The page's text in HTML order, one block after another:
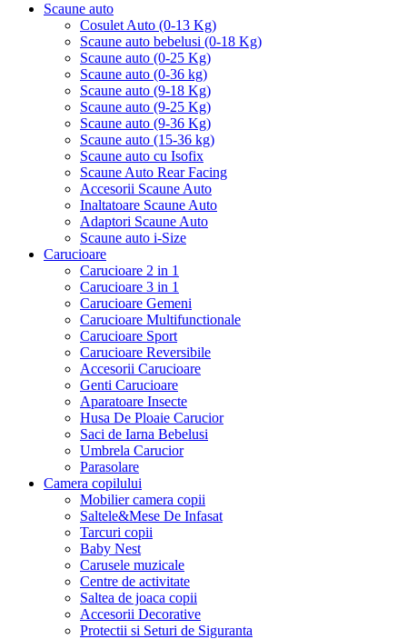
Scaune auto
Cosulet Auto (0-13 Kg)
Scaune auto bebelusi (0-18 Kg)
Scaune auto (0-25 Kg)
Scaune auto (0-36 kg)
Scaune auto (9-18 Kg)
Scaune auto (9-25 Kg)
Scaune auto (9-36 Kg)
Scaune auto (15-36 kg)
Scaune auto cu Isofix
Scaune Auto Rear Facing
Accesorii Scaune Auto
Inaltatoare Scaune Auto
Adaptori Scaune Auto
Scaune auto i-Size
Carucioare
Carucioare 2 in 1
Carucioare 3 in 1
Carucioare Gemeni
Carucioare Multifunctionale
Carucioare Sport
Carucioare Reversibile
Accesorii Carucioare
Genti Carucioare
Aparatoare Insecte
Husa De Ploaie Carucior
Saci de Iarna Bebelusi
Umbrela Carucior
Parasolare
Camera copilului
Mobilier camera copii
Saltele&Mese De Infasat
Tarcuri copii
Baby Nest
Carusele muzicale
Centre de activitate
Saltea de joaca copii
Accesorii Decorative
Protectii si Seturi de Siguranta